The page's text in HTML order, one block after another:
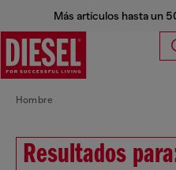
Más artículos hasta un
Hombre
Resultados